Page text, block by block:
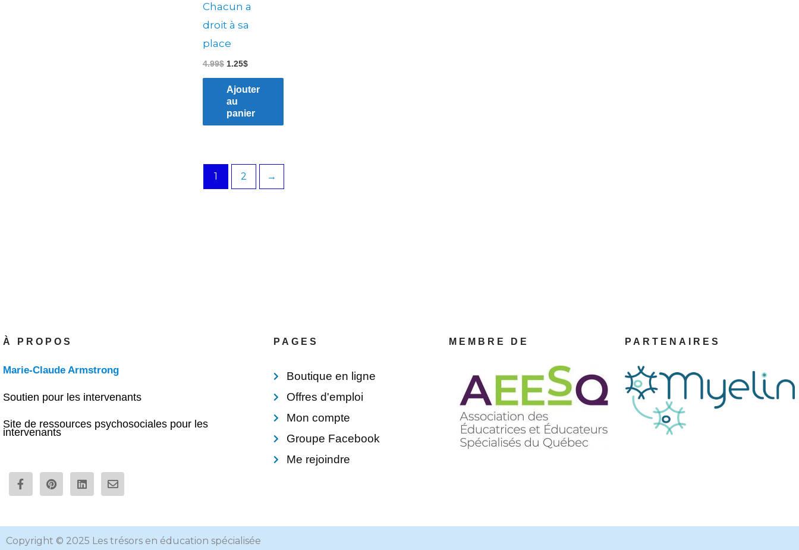
Chacun a
droit à sa
place
4.99$ 1.25$
Ajouter
au
panier
1 2 →
À PROPOS
Marie-Claude Armstrong
Soutien pour les intervenants
Site de ressources psychosociales pour les
intervenants
F
a
c
o
o
P
i
n
r
e
L
i
n
d
i
E
n
v
o
p
PAGES
Boutique en ligne
Offres d'emploi
Mon compte
Groupe Facebook
Me rejoindre
MEMBRE DE PARTENAIRES
Copyright © 2025 Les trésors en éducation spécialisée